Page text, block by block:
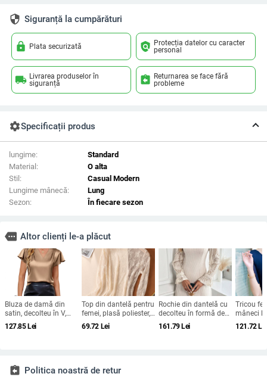
security Siguranță la cumpărături
lock Plata securizată policy Protecția datelor cu caracter
personal
local_shipping Livrarea produselor în
siguranță
assignment_return Returnarea se face fără
probleme
settingsSpecificații produs
lungime:
Standard
Material:
O alta
Stil:
Casual Modern
Lungime mânecă:
Lung
Sezon:
În fiecare sezon
more Altor clienți le-a plăcut
Bluza de damă din
satin, decolteu în V,
mânecă scurtă cu
formă de frunză de
127.85Lei
Top din dantelă pentru
femei, plasă poliester,
culoare uni, mâneci
lungi, guler semi-înalt
69.72 Lei
Rochie din dantelă cu
decolteu în formă de
U, mâneci lungi,
croială mulat, lungime
161.79Lei
Tricou
mâneci
rotund,
material
121.72Lei
assignment_return Politica noastră de retur